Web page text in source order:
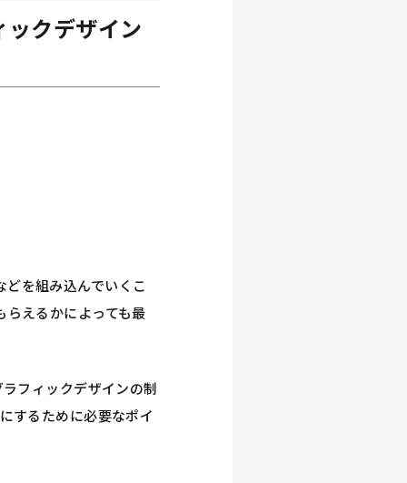
クデザイン
を組み込んでいくこ
らえるかによっても最
フィックデザインの制
するために必要なポイ